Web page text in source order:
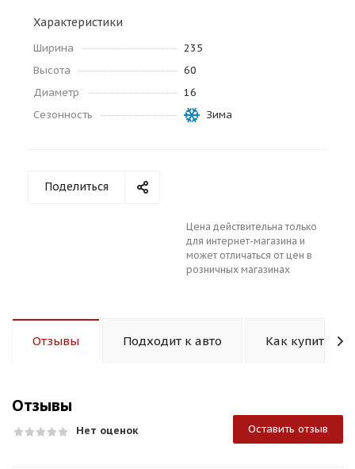
раз в 2 недели
Характеристики
Ширина
235
Высота
60
Диаметр
16
Сезонность
Зима
Поделиться
Цена действительна только
для интернет-магазина и
может отличаться от цен в
розничных магазинах
Отзывы Подходит к авто Как купить
Отзывы
Нет оценок Оставить отзыв